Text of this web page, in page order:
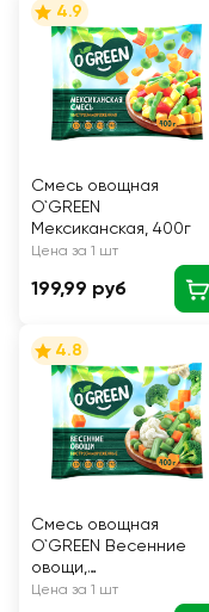
4.9
Смесь овощная
O`GREEN
Мексиканская, 400г
Цена за 1 шт
199,99 руб
4.8
Смесь овощная
O`GREEN Весенние
овощи,
свежемороженая, 400г
Цена за 1 шт